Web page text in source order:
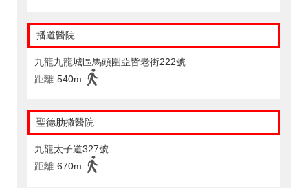
播道醫院
九龍九龍城區馬頭圍亞皆老街222號
距離 540m
聖德肋撒醫院
九龍太子道327號
距離 670m